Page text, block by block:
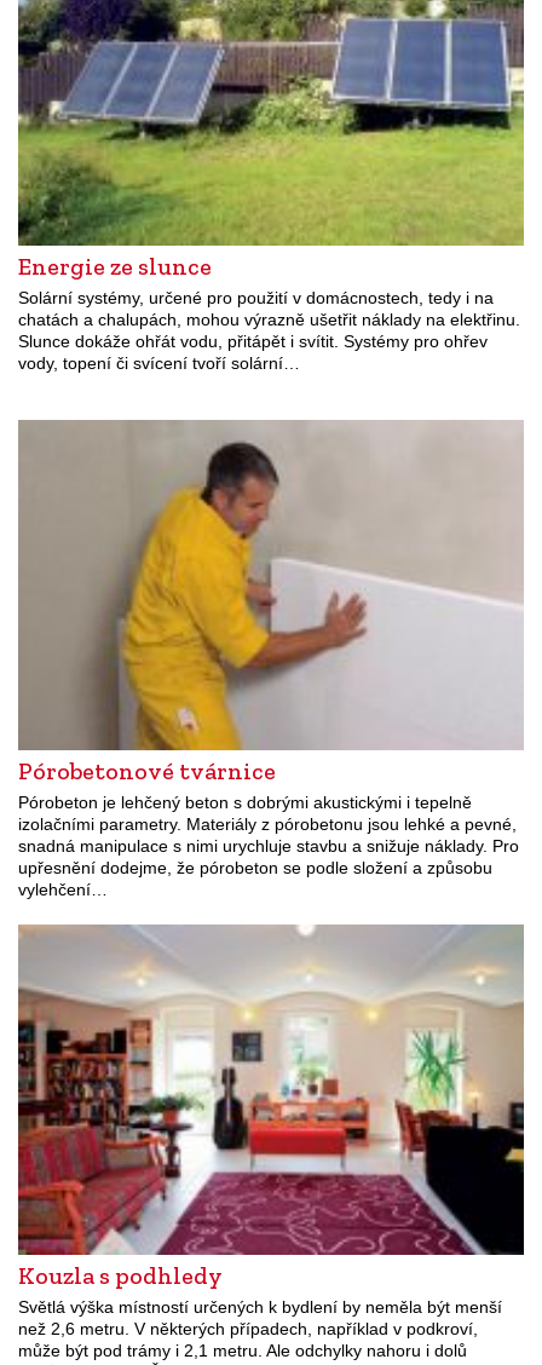
Energie ze slunce
Solární systémy, určené pro použití v domácnostech, tedy i na
chatách a chalupách, mohou výrazně ušetřit náklady na elektřinu.
Slunce dokáže ohřát vodu, přitápět i svítit. Systémy pro ohřev
vody, topení či svícení tvoří solární…
Pórobetonové tvárnice
Pórobeton je lehčený beton s dobrými akustickými i tepelně
izolačními parametry. Materiály z pórobetonu jsou lehké a pevné,
snadná manipulace s nimi urychluje stavbu a snižuje náklady. Pro
upřesnění dodejme, že pórobeton se podle složení a způsobu
vylehčení…
Kouzla s podhledy
Světlá výška místností určených k bydlení by neměla být menší
než 2,6 metru. V některých případech, například v podkroví,
může být pod trámy i 2,1 metru. Ale odchylky nahoru i dolů